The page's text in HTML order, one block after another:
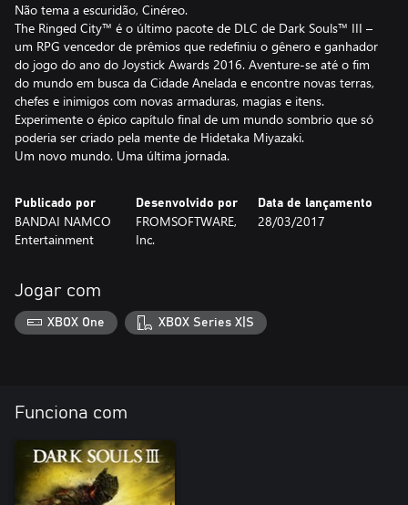
Não tema a escuridão, Cinéreo.
The Ringed City™ é o último pacote de DLC de Dark Souls™ III –
um RPG vencedor de prêmios que redefiniu o gênero e ganhador
do jogo do ano do Joystick Awards 2016. Aventure-se até o fim
do mundo em busca da Cidade Anelada e encontre novas terras,
chefes e inimigos com novas armaduras, magias e itens.
Experimente o épico capítulo final de um mundo sombrio que só
poderia ser criado pela mente de Hidetaka Miyazaki.
Um novo mundo. Uma última jornada.
Publicado por
BANDAI NAMCO
Entertainment
Desenvolvido por
FROMSOFTWARE,
Inc.
Data de lançamento
28/03/2017
Jogar com
XBOX One XBOX Series X|S
Funciona com